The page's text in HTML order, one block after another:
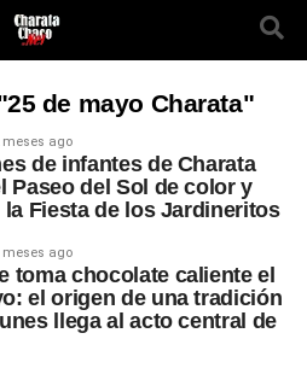
de mayo Charata"
meses ago
de infantes de Charata
Paseo del Sol de color y
la Fiesta de los Jardineritos
meses ago
toma chocolate caliente el
el origen de una tradición
llega al acto central de